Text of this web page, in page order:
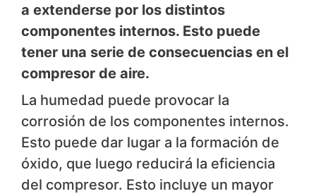
a extenderse por los distintos
componentes internos. Esto puede
tener una serie de consecuencias en el
compresor de aire.
La humedad puede provocar la
corrosión de los componentes internos.
Esto puede dar lugar a la formación de
óxido, que luego reducirá la eficiencia
del compresor. Esto incluye un mayor